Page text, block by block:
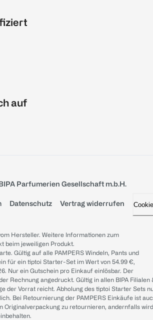
auf
Parfumerien Gesellschaft m.b.H.
Datenschutz Vertrag widerrufen
Hersteller. Weitere Informationen zum
beim jeweiligen Produkt.
Gültig auf alle PAMPERS Windeln, Pants und
für ein tiptoi Starter-Set im Wert von 54.99 €,
Nur ein Gutschein pro Einkauf einlösbar. Der
Rechnung angedruckt. Gültig in allen BIPA Filialen
der Vorrat reicht. Abholung des tiptoi Starter Sets
Bei Retournierung der PAMPERS Einkäufe ist
Originalverpackung zu retournieren, andernfalls wird